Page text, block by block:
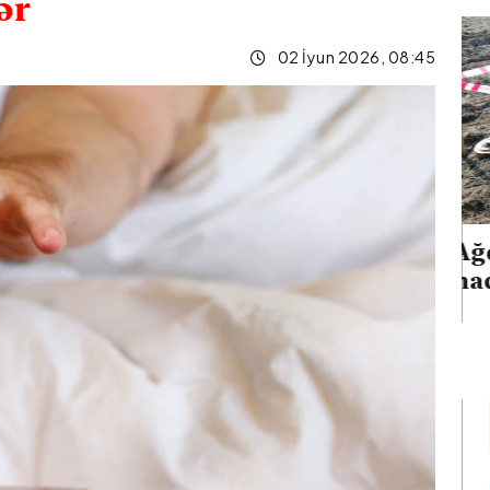
02 İyun 2026, 08:45
edən iki
Ağdərədə mina
hadisəsi baş verib